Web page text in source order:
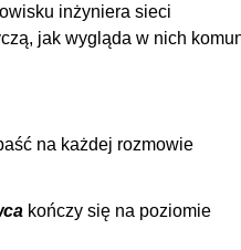
PAGP? [35]
inżyniera sieci
jak wygląda w nich
na każdej rozmowie
kończy się na poziomie